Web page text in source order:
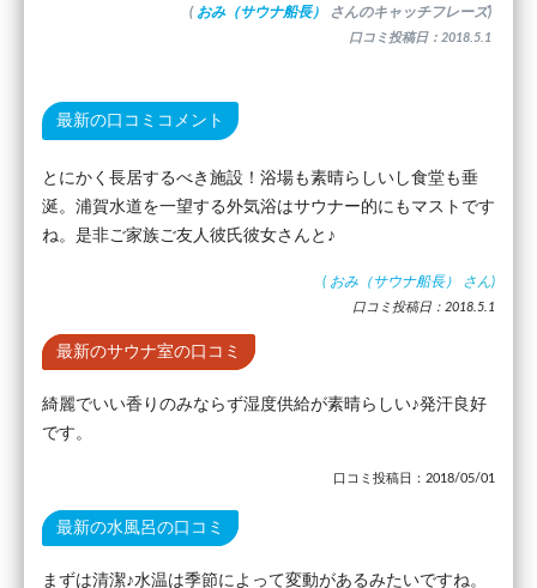
( おみ（サウナ船長） さんのキャッチフレーズ)
口コミ投稿日：2018.5.1
最新の口コミコメント
とにかく長居するべき施設！浴場も素晴らしいし食堂も垂
涎。浦賀水道を一望する外気浴はサウナー的にもマストです
ね。是非ご家族ご友人彼氏彼女さんと♪
( おみ（サウナ船長） さん)
口コミ投稿日：2018.5.1
最新のサウナ室の口コミ
綺麗でいい香りのみならず湿度供給が素晴らしい♪発汗良好
です。
口コミ投稿日：2018/05/01
最新の水風呂の口コミ
まずは清潔♪水温は季節によって変動があるみたいですね。